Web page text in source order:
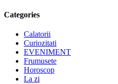
Categories
Calatorii
Curiozitati
EVENIMENT
Frumusete
Horoscop
La zi